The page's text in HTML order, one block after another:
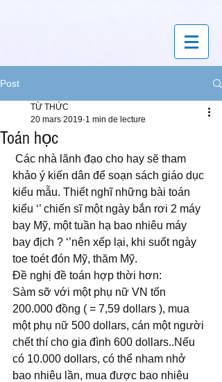
Post
Toán học
TỪ THỨC
20 mars 2019 1 min de lecture
khảo ý kiến dân để soạn sách giáo dục
kiểu mẫu. Thiết nghĩ những bài toán
kiểu ‘’ chiến sĩ một ngày bắn rơi 2 máy
bay Mỹ, một tuần hạ bao nhiêu máy
bay địch ? ‘’nên xếp lại, khi suốt ngày
toe toét đón Mỹ, thăm Mỹ.
Đề nghị đề toán hợp thời hơn:
Sàm sỡ với một phụ nữ VN tốn
200.000 đồng ( = 7,59 dollars ), mua
một phụ nữ 500 dollars, cán một người
chết thí cho gia đình 600 dollars..Nếu
có 10.000 dollars, có thể nham nhở
bao nhiêu lần, mua được bao nhiêu